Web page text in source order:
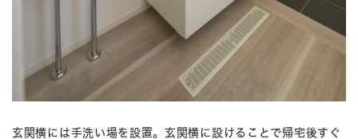
玄関横には手洗い場を設置。玄関横に設けることで帰宅後すぐ